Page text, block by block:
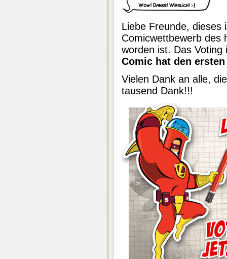
Liebe Freunde, dieses
Comicwettbewerb des
worden ist. Das
Comic hat den
Vielen Dank an alle,
tausend Dank!!!